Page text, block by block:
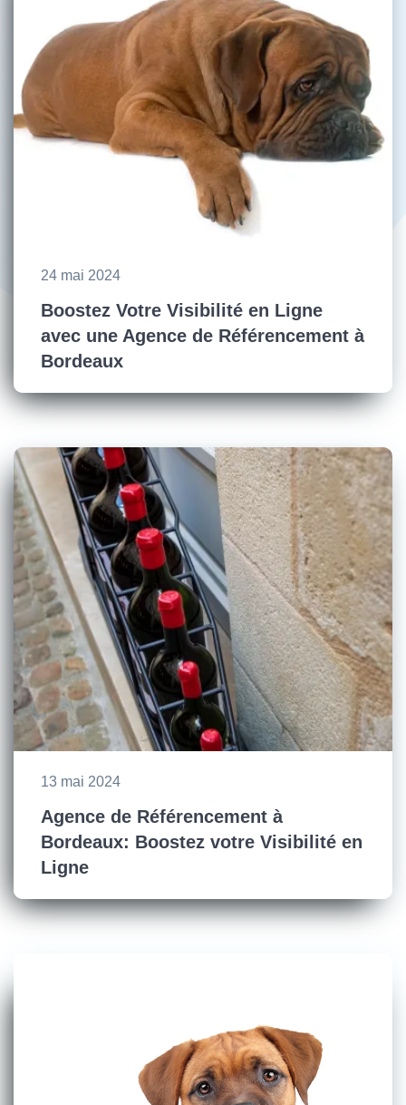
24 mai 2024
Boostez Votre Visibilité en Ligne
avec une Agence de Référencement à
Bordeaux
13 mai 2024
Agence de Référencement à
Bordeaux: Boostez votre Visibilité en
Ligne